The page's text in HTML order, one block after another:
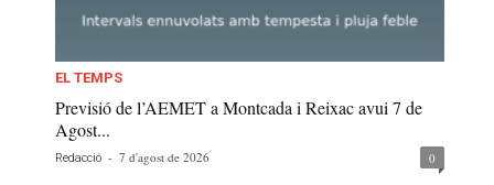
EL TEMPS
Previsió de l’AEMET a Montcada i Reixac avui 7 de
Agost...
Redacció - 7 d'agost de 2026 0